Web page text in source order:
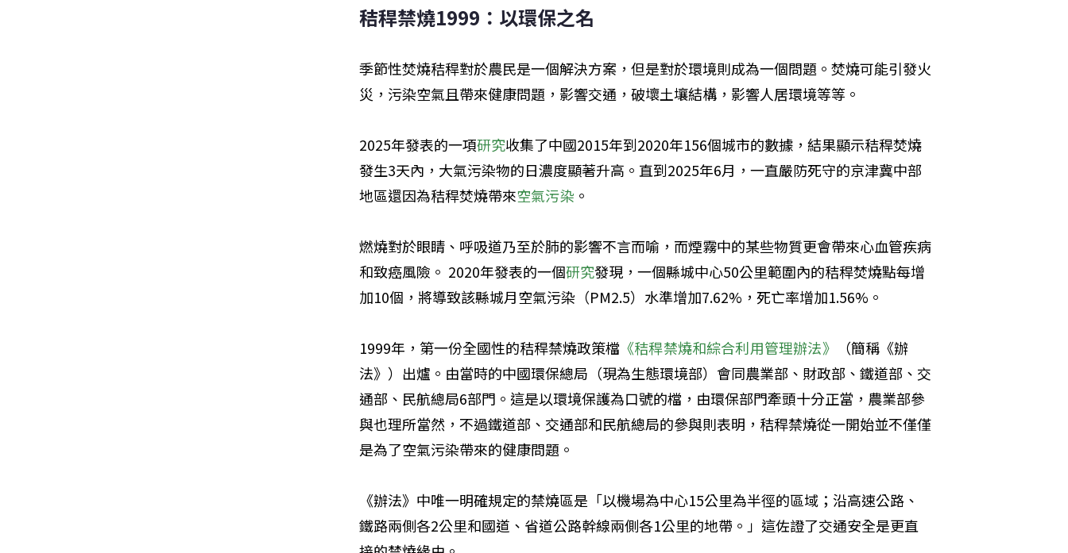
秸稈禁燒1999：以環保之名
季節性焚燒秸稈對於農民是一個解決方案，但是對於環境則成為一個問題。焚燒可能引發火
災，污染空氣且帶來健康問題，影響交通，破壞土壤結構，影響人居環境等等。
2025年發表的一項研究收集了中國2015年到2020年156個城市的數據，結果顯示秸稈焚燒
發生3天內，大氣污染物的日濃度顯著升高。直到2025年6月，一直嚴防死守的京津冀中部
地區還因為秸稈焚燒帶來空氣污染 。
燃燒對於眼睛、呼吸道乃至於肺的影響不言而喻，而煙霧中的某些物質更會帶來心血管疾病
和致癌風險。 2020年發表的一個研究發現，一個縣城中心50公里範圍內的秸稈焚燒點每增
加10個，將導致該縣城月空氣污染（PM2.5）水準增加7.62%，死亡率增加1.56%。
1999年，第一份全國性的秸稈禁燒政策檔 《秸稈禁燒和綜合利用管理辦法》
（簡稱《辦
法》）出爐。由當時的中國環保總局（現為生態環境部）會同農業部、財政部、鐵道部、交
通部、民航總局6部門。這是以環境保護為口號的檔，由環保部門牽頭十分正當，農業部參
與也理所當然，不過鐵道部、交通部和民航總局的參與則表明，秸稈禁燒從一開始並不僅僅
是為了空氣污染帶來的健康問題。
《辦法》中唯一明確規定的禁燒區是「以機場為中心15公里為半徑的區域；沿高速公路、
鐵路兩側各2公里和國道、省道公路幹線兩側各1公里的地帶。」這佐證了交通安全是更直